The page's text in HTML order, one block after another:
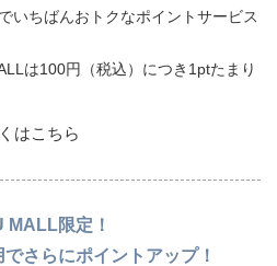
いちばんおトクなポイントサービス
は100円（税込）につき1ptたまり
はこちら
MALL限定！
さらにポイントアップ！